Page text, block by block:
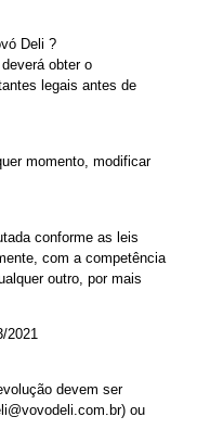
Deli ?
obter o
legais antes de
momento, modificar
conforme as leis
com a competência
outro, por mais
2021
devem ser
ou